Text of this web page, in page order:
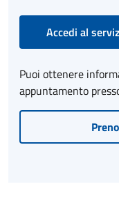
Accedi al
Puoi ottenere
appuntamento